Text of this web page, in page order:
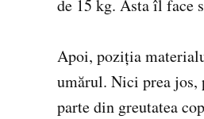
de 15 kg. Asta îl face
Apoi, poziția
umărul. Nici prea jos,
parte din greutatea